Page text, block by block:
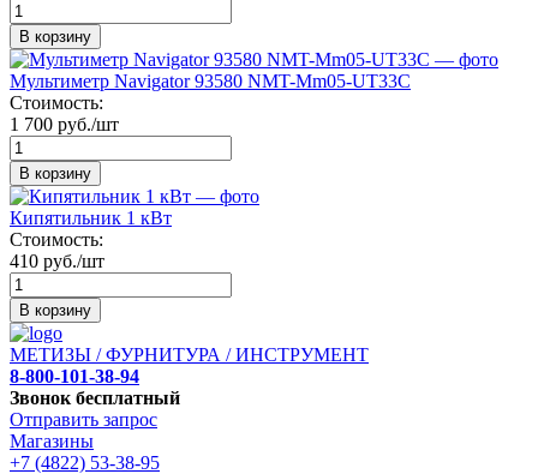
В корзину
Мультиметр Navigator 93580 NMT-Mm05-UT33C
Стоимость:
1 700 руб./шт
В корзину
Кипятильник 1 кВт
Стоимость:
410 руб./шт
В корзину
МЕТИЗЫ / ФУРНИТУРА / ИНСТРУМЕНТ
8-800-101-38-94
Звонок бесплатный
Отправить запрос
Магазины
+7 (4822) 53-38-95